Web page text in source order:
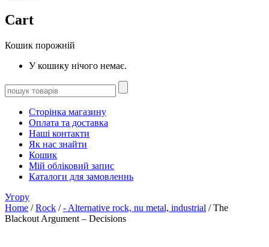
Cart
Кошик порожній
У кошику нічого немає.
Сторінка магазину
Оплата та доставка
Наші контакти
Як нас знайти
Кошик
Мій обліковий запис
Каталоги для замовленнь
Угору
Home /Rock /- Alternative rock, nu metal, industrial / The
Blackout Argument – Decisions